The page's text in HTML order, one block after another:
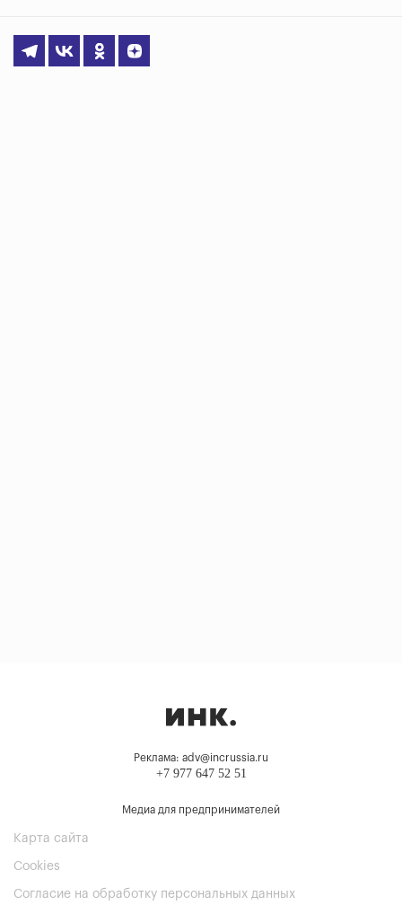
Реклама: adv@incrussia.ru
+7 977 647 52 51
Медиа для предпринимателей
Карта сайта
Cookies
Согласие на обработку персональных данных